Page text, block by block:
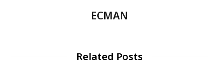
ECMAN
Related Posts